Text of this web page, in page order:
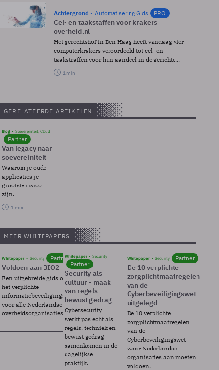
Achtergrond Automatisering Gids PRO
Cel- en taakstaffen voor krakers
overheid.nl
Het gerechtshof in Den Haag heeft vandaag vier
computerkrakers veroordeeld tot cel- en
taakstraffen voor hun aandeel in de gerichte...
1 min
GERELATEERDE ARTIKELEN
Blog Soevereinteit, Cloud
Partner
Van legacy naar
soevereiniteit
Waarom je oude
applicaties je
grootste risico
zijn.
1 min
MEER WHITEPAPERS
Whitepaper Security Partner
Voldoen aan BIO2
Een uitgebreide gids over BIO2,
het verplichte
informatiebeveiligingsframework
voor alle Nederlandse
overheidsorganisaties.
Whitepaper Security
Partner
Security als
cultuur - maak
van regels
bewust gedrag
Cybersecurity
werkt pas echt als
regels, techniek en
bewust gedrag
samenkomen in de
dagelijkse
praktijk.
Whitepaper Security Partner
De 10 verplichte
zorgplichtmaatregelen
van de
Cyberbeveiligingswet
uitgelegd
De 10 verplichte
zorgplichtmaatregelen
van de
Cyberbeveiligingswet
waar Nederlandse
organisaties aan moeten
voldoen.